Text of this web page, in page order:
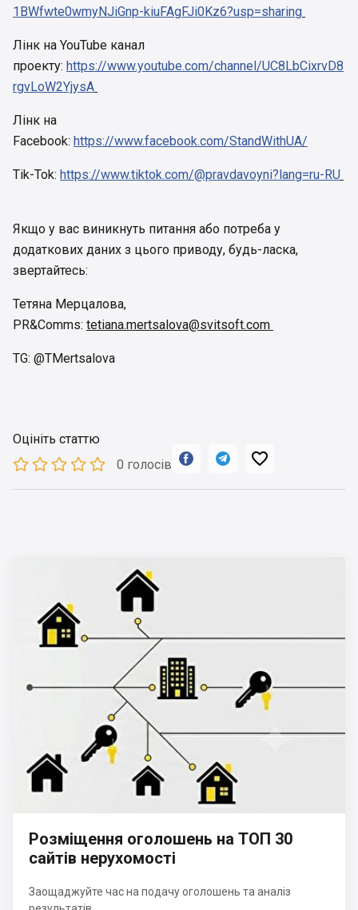
1BWfwte0wmyNJiGnp-kiuFAgFJi0Kz6?usp=sharing
Лінк на YouTube канал
проекту: https://www.youtube.com/channel/UC8LbCixrvD8
rgvLoW2YjysA
Лінк на
Facebook: https://www.facebook.com/StandWithUA/
Tik-Tok: https://www.tiktok.com/@pravdavoyni?lang=ru-RU
Якщо у вас виникнуть питання або потреба у
додаткових даних з цього приводу, будь-ласка,
звертайтесь:
Тетяна Мерцалова,
PR&Comms: tetiana.mertsalova@svitsoft.com
TG: @TMertsalova
Оцініть статтю
0 голосів
  
Розміщення оголошень на ТОП 30
сайтів нерухомості
Заощаджуйте час на подачу оголошень та аналіз